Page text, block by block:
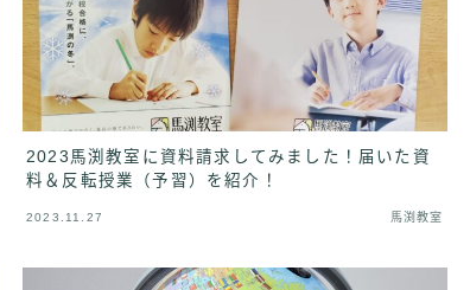
2023馬渕教室に資料請求してみました！届いた資
料＆反転授業（予習）を紹介！
2023.11.27 馬渕教室